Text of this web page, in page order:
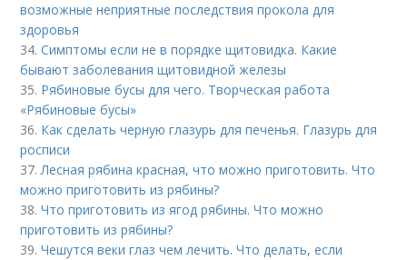
возможные неприятные последствия прокола для
здоровья
34.Симптомы если не в порядке щитовидка. Какие
бывают заболевания щитовидной железы
35. Рябиновые бусы для чего. Творческая работа
«Рябиновые бусы»
36. Как сделать черную глазурь для печенья. Глазурь для
росписи
37.Лесная рябина красная, что можно приготовить. Что
можно приготовить из рябины?
38.Что приготовить из ягод рябины. Что можно
приготовить из рябины?
39.Чешутся веки глаз чем лечить. Что делать, если